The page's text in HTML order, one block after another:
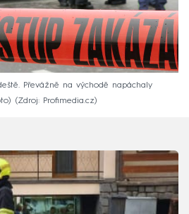
Převážně na východě napáchaly
Zdroj: Profimedia.cz